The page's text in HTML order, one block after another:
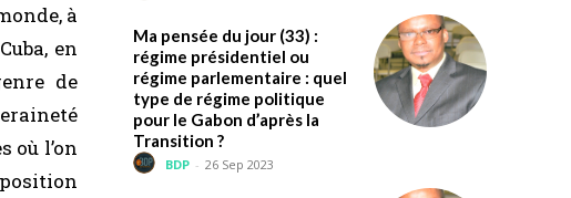
à
en
de
où l’on
Ma pensée du jour (33) :
régime présidentiel ou
régime parlementaire : quel
type de régime politique
pour le Gabon d’après la
Transition ?
BDP - 26 Sep 2023